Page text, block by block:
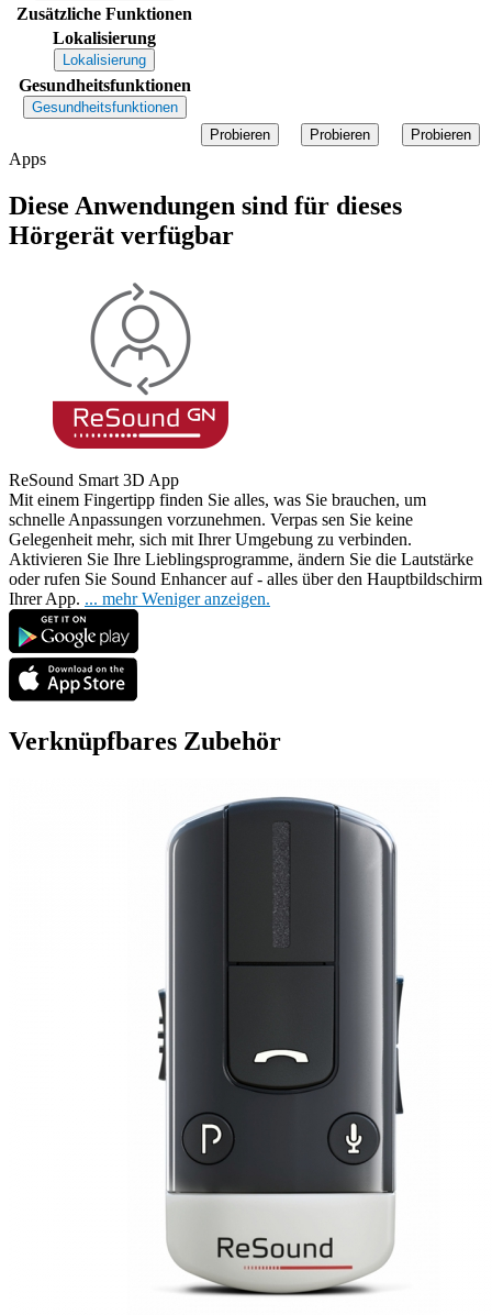
Zusätzliche Funktionen
Lokalisierung
Lokalisierung
Gesundheitsfunktionen
Gesundheitsfunktionen
Probieren
Probieren Probieren
Apps
Diese Anwendungen sind für dieses
Hörgerät verfügbar
ReSound Smart 3D App
Mit einem Fingertipp finden Sie alles, was Sie brauchen, um
schnelle Anpassungen vorzunehmen. Verpas sen Sie keine
Gelegenheit mehr, sich mit Ihrer Umgebung zu verbinden.
Aktivieren Sie Ihre Lieblingsprogramme, ändern Sie die Lautstärke
oder rufen Sie Sound Enhancer auf - alles über den Hauptbildschirm
Ihrer App. ... mehr Weniger anzeigen.
Verknüpfbares Zubehör